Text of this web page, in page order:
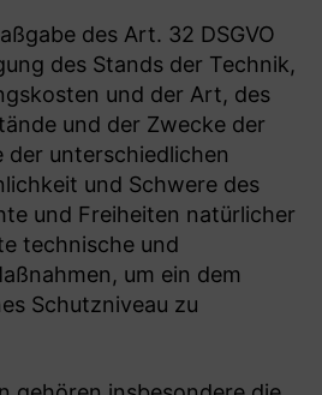
des Art. 32 DSGVO
des Stands der Technik,
und der Art, des
und der Zwecke der
der unterschiedlichen
und Schwere des
und Freiheiten natürlicher
technische und
um ein dem
Schutzniveau zu